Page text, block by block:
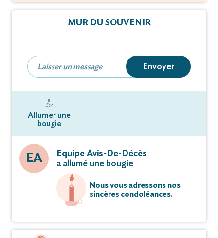
MUR DU SOUVENIR
Envoyer
Allumer une
bougie
EA
Equipe Avis-De-Décès
a allumé une bougie
Nous vous adressons nos
sincères condoléances.